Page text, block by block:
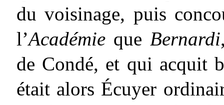
du voisinage, puis
l’Académie que Bernardi
de Condé, et qui acquit
était alors Écuyer